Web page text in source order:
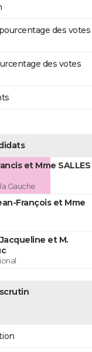
des votes
des votes
et Mme SALLES
Gauche
François et Mme
et M.